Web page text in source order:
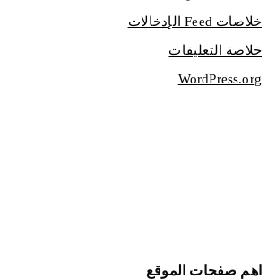
خلاصات Feed الإدخالات
خلاصة التعليقات
WordPress.org
اهم صفحات الموقع